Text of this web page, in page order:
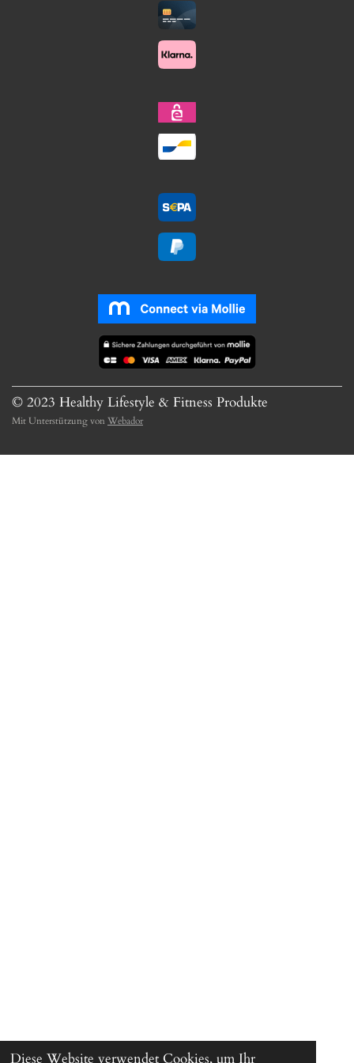
Diese Website verwendet Cookies, um Ihr
© 2023 Healthy Lifestyle & Fitness Produkte
Mit Unterstützung von Webador